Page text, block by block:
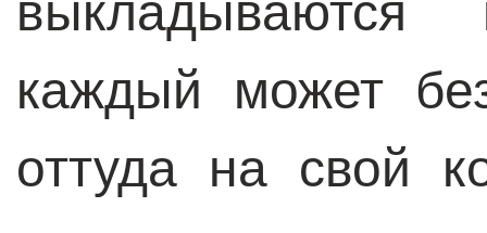
каждый может
оттуда на свой